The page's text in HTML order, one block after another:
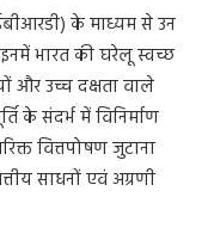
के माध्यम से उन
भारत की घरेलू स्वच्छ
और उच्च दक्षता वाले
के संदर्भ में विनिर्माण
वित्तपोषण जुटाना
साधनों एवं अग्रणी